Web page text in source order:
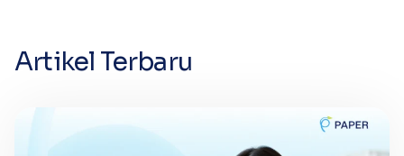
Artikel Terbaru